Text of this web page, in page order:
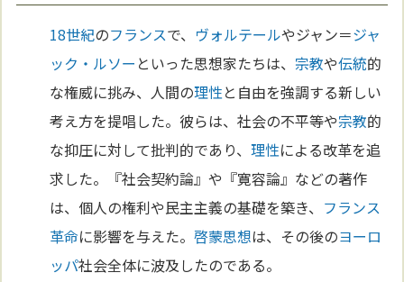
18世紀のフランスで、 ヴォルテールやジャン＝ジャ
ック・ルソー といった思想家たちは、 宗教や伝統的
な権威に挑み、人間の理性と自由を強調する新しい
考え方を提唱した。彼らは、社会の不平等や宗教的
な抑圧に対して批判的であり、理性による改革を追
求した。『社会契約論』や『寛容論』などの著作
は、個人の権利や民主主義の基礎を築き、 フランス
革命に影響を与えた。啓蒙思想は、その後のヨーロ
ッパ社会全体に波及したのである。